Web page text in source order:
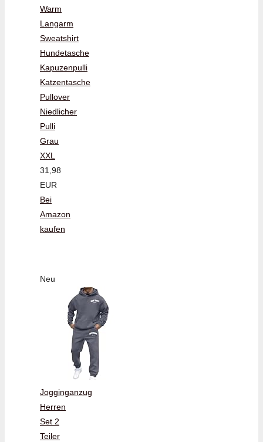
Warm
Langarm
Sweatshirt
Hundetasche
Kapuzenpulli
Katzentasche
Pullover
Niedlicher
Pulli
Grau
XXL
31,98
EUR
Bei
Amazon
kaufen
Neu
Jogginganzug
Herren
Set 2
Teiler